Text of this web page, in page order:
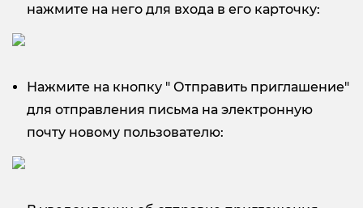
нажмите на него для входа в его карточку:
Нажмите на кнопку " Отправить приглашение"
для отправления письма на электронную
почту новому пользователю: